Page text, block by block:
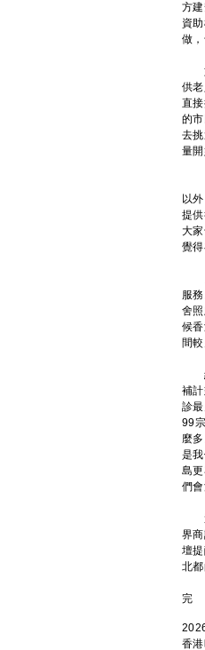
方
資
做
如
供
直
的
去
量
目
以
提
大
覺
另
服
舍
候
間
綜
補
診
99
麼
是
島
們
還
界
壇
北
完
香